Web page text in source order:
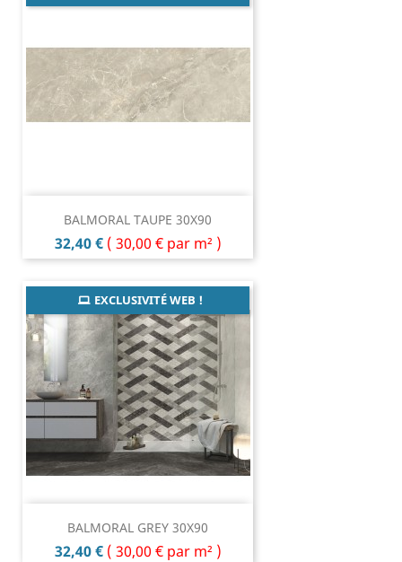
BALMORAL TAUPE 30X90
Prix
32,40 € ( 30,00 € par m² )
BALMORAL GREY 30X90
Prix
32,40 € ( 30,00 € par m² )
EXCLUSIVITÉ WEB !